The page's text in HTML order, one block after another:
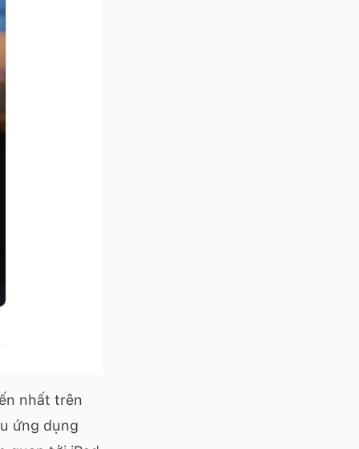
nhất trên
ứng dụng